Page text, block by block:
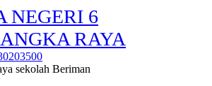
NEGERI 6
RAYA
sekolah Beriman